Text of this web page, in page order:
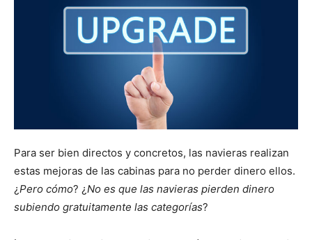
Para ser bien directos y concretos, las navieras realizan
estas mejoras de las cabinas para no perder dinero ellos.
¿Pero cómo? ¿No es que las navieras pierden dinero
subiendo gratuitamente las categorías?